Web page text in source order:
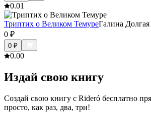
0.01
Триптих о Великом ТемуреГалина Долгая
0 ₽
0 ₽
0.00
Издай свою книгу
Создай свою книгу с Rideró бесплатно
просто, как раз, два, три!